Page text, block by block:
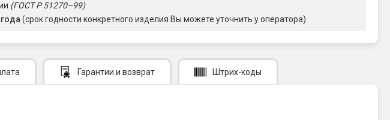
(ГОСТ Р 51270–99)
(срок годности конкретного изделия Вы можете уточнить у оператора)
Гарантии и возврат Штрих-коды